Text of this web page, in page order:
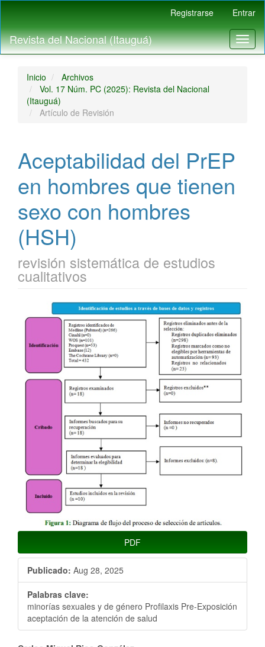
Contenido
principal
Barra
Registrarse Entrar
Revista del Nacional (Itauguá)
Inicio
Archivos
Vol. 17 Núm. PC (2025): Revista del Nacional
(Itauguá)
Artículo de Revisión
Aceptabilidad del PrEP
en hombres que tienen
sexo con hombres
(HSH)
revisión sistemática de estudios
cualitativos
Barra
del
artículo
PDF
Publicado: Aug 28, 2025
Palabras clave:
minorías sexuales y de género Profilaxis Pre-Exposición
aceptación de la atención de salud